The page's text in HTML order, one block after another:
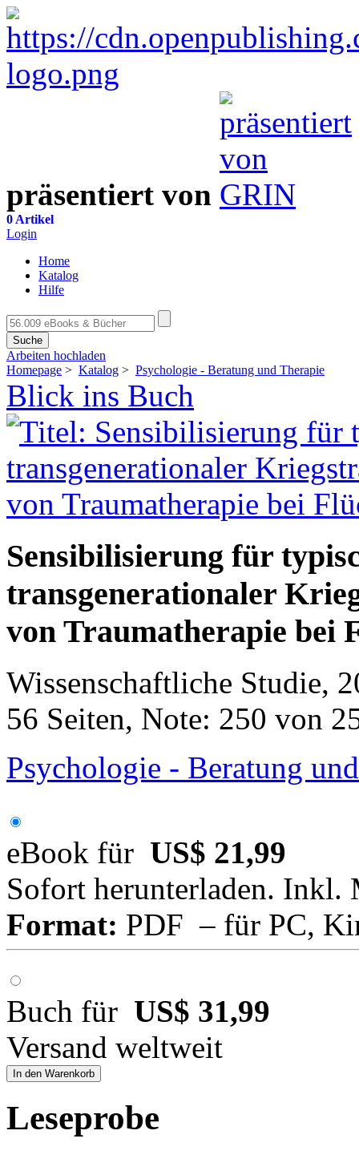
präsentiert von
0 Artikel
Login
Home
Katalog
Hilfe
Suche
Arbeiten hochladen
Homepage > Katalog > Psychologie - Beratung und Therapie
Blick ins Buch
Sensibilisierung für
transgenerationaler
von Traumatherapie bei
Wissenschaftliche Studie,
56 Seiten, Note: 250 von
Psychologie - Beratung
eBook für US$ 21,99
Sofort herunterladen. Inkl.
Format: PDF – für PC,
Buch für US$ 31,99
Versand weltweit
In den Warenkorb
Leseprobe